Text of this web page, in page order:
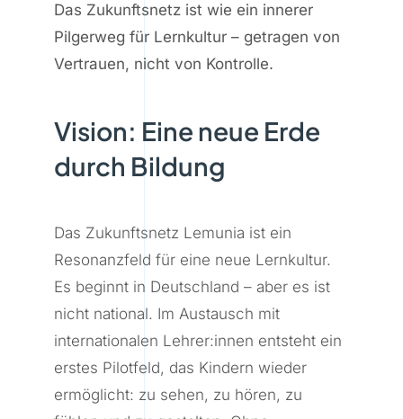
Das Zukunftsnetz ist wie ein innerer
Pilgerweg für Lernkultur – getragen von
Vertrauen, nicht von Kontrolle.
Vision: Eine neue Erde
durch Bildung
Das Zukunftsnetz Lemunia ist ein
Resonanzfeld für eine neue Lernkultur.
Es beginnt in Deutschland – aber es ist
nicht national. Im Austausch mit
internationalen Lehrer:innen entsteht ein
erstes Pilotfeld, das Kindern wieder
ermöglicht: zu sehen, zu hören, zu